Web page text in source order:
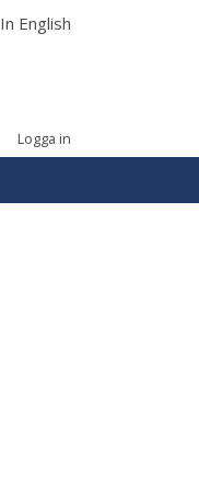
In English
Logga in